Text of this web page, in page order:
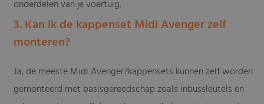
onderdelen van je voertuig.
3. Kan ik de kappenset Midi Avenger zelf
monteren?
Ja, de meeste Midi Avenger?kappensets kunnen zelf worden
gemonteerd met basisgereedschap zoals inbussleutels en